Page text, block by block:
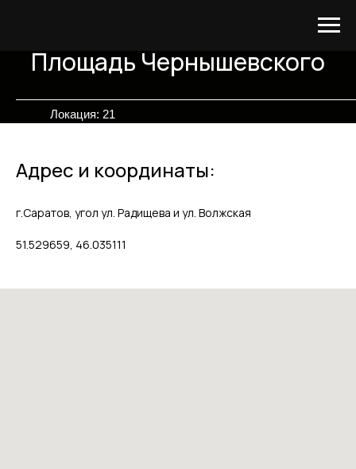
Площадь Чернышевского
Локация: 21
Адрес и координаты:
г.Саратов, угол ул. Радищева и ул. Волжская
51.529659, 46.035111